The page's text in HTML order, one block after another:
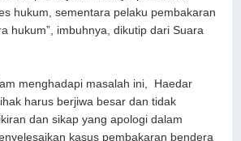
hukum, sementara pelaku pembakaran
hukum”, imbuhnya, dikutip dari Suara
menghadapi masalah ini, Haedar
harus berjiwa besar dan tidak
dan sikap yang apologi dalam
kasus pembakaran bendera